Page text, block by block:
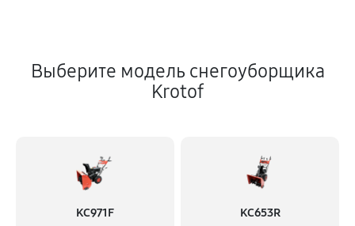
Выберите модель снегоуборщика
Krotof
KC971F KC653R